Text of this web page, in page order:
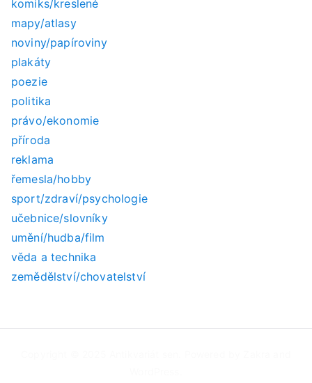
komiks/kreslené
mapy/atlasy
noviny/papíroviny
plakáty
poezie
politika
právo/ekonomie
příroda
reklama
řemesla/hobby
sport/zdraví/psychologie
učebnice/slovníky
umění/hudba/film
věda a technika
zemědělství/chovatelství